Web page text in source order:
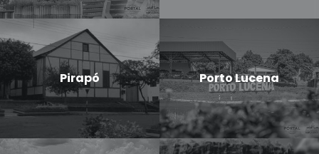
Pirapó Porto Lucena